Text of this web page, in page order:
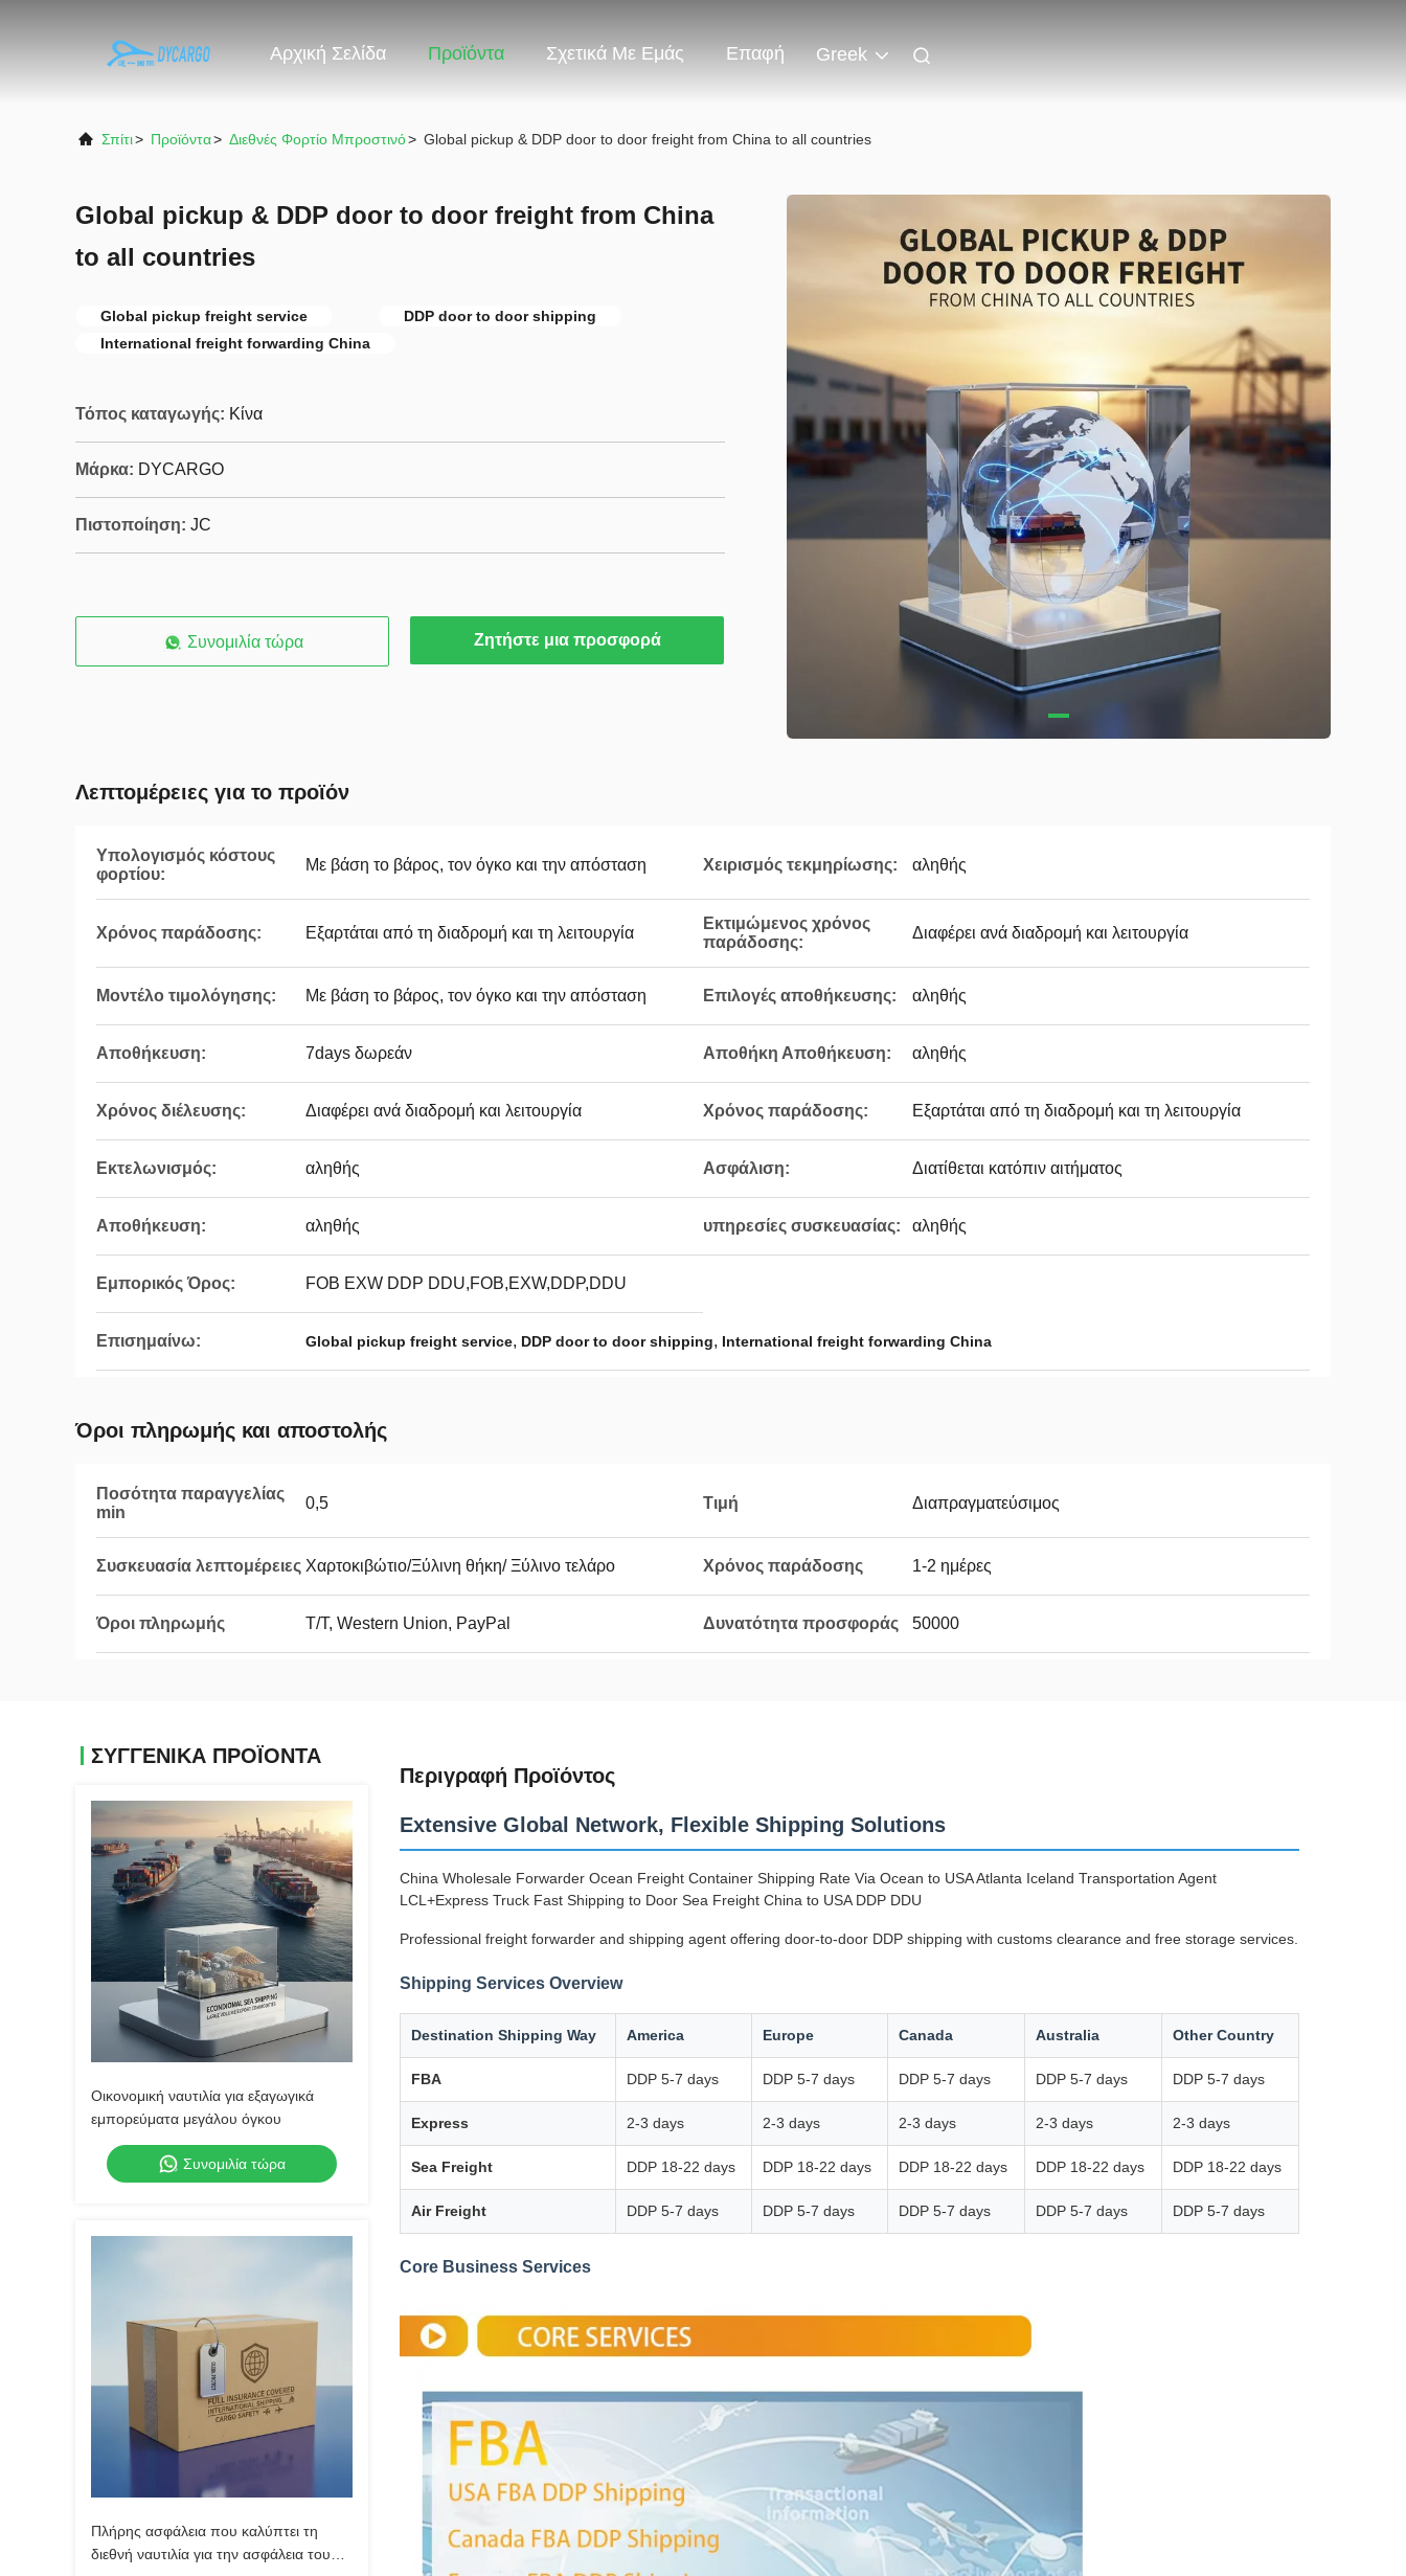
Αρχική Σελίδα Προϊόντα Σχετικά Με Εμάς Επαφή Greek
Σπίτι> Προϊόντα> Διεθνές Φορτίο Μπροστινό> Global pickup & DDP door to door freight from China to all countries
Global pickup & DDP door to door freight from China
to all countries
Global pickup freight service
DDP door to door shipping
International freight forwarding China
Τόπος καταγωγής: Κίνα
Μάρκα: DYCARGO
Πιστοποίηση: JC
Συνομιλία τώρα Ζητήστε μια προσφορά
Λεπτομέρειες για το προϊόν
Υπολογισμός κόστους
φορτίου:
Με βάση το βάρος, τον όγκο και την απόσταση Χειρισμός τεκμηρίωσης: αληθής
Χρόνος παράδοσης: Εξαρτάται από τη διαδρομή και τη λειτουργία
Εκτιμώμενος χρόνος
παράδοσης:
Διαφέρει ανά διαδρομή και λειτουργία
Μοντέλο τιμολόγησης: Με βάση το βάρος, τον όγκο και την απόσταση Επιλογές αποθήκευσης: αληθής
Αποθήκευση: 7days δωρεάν Αποθήκη Αποθήκευση: αληθής
Χρόνος διέλευσης: Διαφέρει ανά διαδρομή και λειτουργία Χρόνος παράδοσης: Εξαρτάται από τη διαδρομή και τη λειτουργία
Εκτελωνισμός: αληθής Ασφάλιση: Διατίθεται κατόπιν αιτήματος
Αποθήκευση: αληθής υπηρεσίες συσκευασίας: αληθής
Εμπορικός Όρος: FOB EXW DDP DDU,FOB,EXW,DDP,DDU
Επισημαίνω: Global pickup freight service, DDP door to door shipping, International freight forwarding China
Όροι πληρωμής και αποστολής
Ποσότητα παραγγελίας
min
0,5 Τιμή Διαπραγματεύσιμος
Συσκευασία λεπτομέρειες Χαρτοκιβώτιο/Ξύλινη θήκη/ Ξύλινο τελάρο Χρόνος παράδοσης 1-2 ημέρες
Όροι πληρωμής T/T, Western Union, PayPal Δυνατότητα προσφοράς 50000
ΣΥΓΓΕΝΙΚΆ ΠΡΟΪΌΝΤΑ
Οικονομική ναυτιλία για εξαγωγικά
εμπορεύματα μεγάλου όγκου
Συνομιλία τώρα
Πλήρης ασφάλεια που καλύπτει τη
διεθνή ναυτιλία για την ασφάλεια του
Περιγραφή Προϊόντος
Extensive Global Network, Flexible Shipping Solutions
China Wholesale Forwarder Ocean Freight Container Shipping Rate Via Ocean to USA Atlanta Iceland Transportation Agent
LCL+Express Truck Fast Shipping to Door Sea Freight China to USA DDP DDU
Professional freight forwarder and shipping agent offering door-to-door DDP shipping with customs clearance and free storage services.
Shipping Services Overview
Destination Shipping Way America Europe Canada Australia Other Country
FBA DDP 5-7 days DDP 5-7 days DDP 5-7 days DDP 5-7 days DDP 5-7 days
Express 2-3 days 2-3 days 2-3 days 2-3 days 2-3 days
Sea Freight DDP 18-22 days DDP 18-22 days DDP 18-22 days DDP 18-22 days DDP 18-22 days
Air Freight DDP 5-7 days DDP 5-7 days DDP 5-7 days DDP 5-7 days DDP 5-7 days
Core Business Services